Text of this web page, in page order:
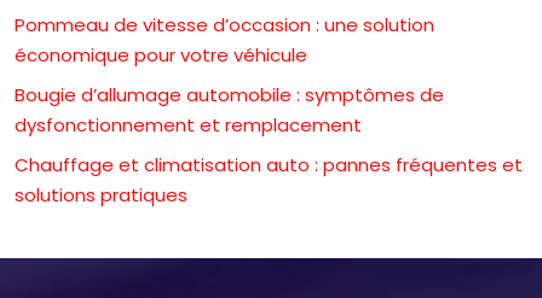
Pommeau de vitesse d’occasion : une solution
économique pour votre véhicule
Bougie d’allumage automobile : symptômes de
dysfonctionnement et remplacement
Chauffage et climatisation auto : pannes fréquentes et
solutions pratiques